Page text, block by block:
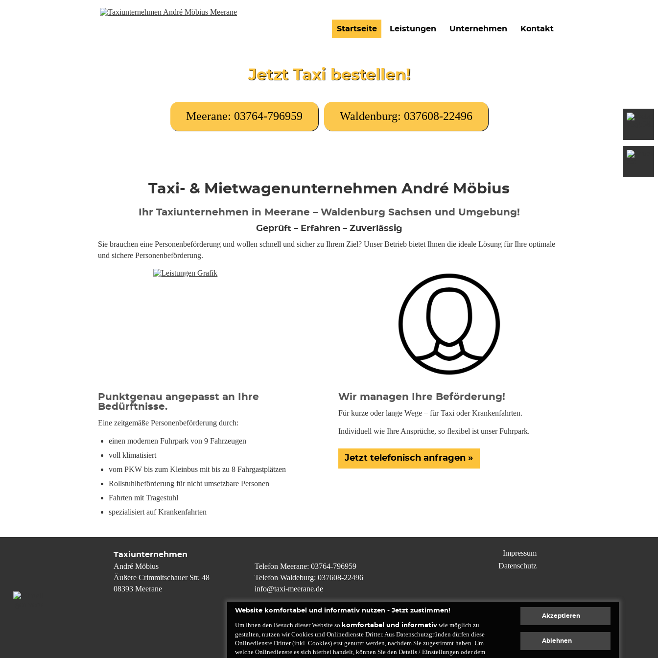
Startseite Leistungen Unternehmen Kontakt
Jetzt Taxi bestellen!
Meerane: 03764-796959 Waldenburg: 037608-22496
Taxi- & Mietwagenunternehmen André Möbius
Ihr Taxiunternehmen in Meerane – Waldenburg Sachsen und Umgebung!
Geprüft – Erfahren – Zuverlässig
Sie brauchen eine Personenbeförderung und wollen schnell und sicher zu Ihrem Ziel? Unser Betrieb bietet Ihnen die ideale Lösung für Ihre optimale
und sichere Personenbeförderung.
Punktgenau angepasst an Ihre
Bedürftnisse.
Eine zeitgemäße Personenbeförderung durch:
einen modernen Fuhrpark von 9 Fahrzeugen
voll klimatisiert
vom PKW bis zum Kleinbus mit bis zu 8 Fahrgastplätzen
Rollstuhlbeförderung für nicht umsetzbare Personen
Fahrten mit Tragestuhl
spezialisiert auf Krankenfahrten
Wir managen Ihre Beförderung!
Für kurze oder lange Wege – für Taxi oder Krankenfahrten.
Individuell wie Ihre Ansprüche, so flexibel ist unser Fuhrpark.
Jetzt telefonisch anfragen
Taxiunternehmen
André Möbius
Äußere Crimmitschauer Str. 48
08393 Meerane
Telefon Meerane: 03764-796959
Telefon Waldeburg: 037608-22496
info@taxi-meerane.de
Impressum
Datenschutz
Website komfortabel und informativ nutzen - Jetzt zustimmen!
Um Ihnen den Besuch dieser Website so komfortabel und informativ wie möglich zu
gestalten, nutzen wir Cookies und Onlinedienste Dritter. Aus Datenschutzgründen dürfen diese
Onlinedienste Dritter (inkl. Cookies) erst genutzt werden, nachdem Sie zugestimmt haben. Um
welche Onlinedienste es sich hierbei handelt, können Sie den Details / Einstellungen oder dem